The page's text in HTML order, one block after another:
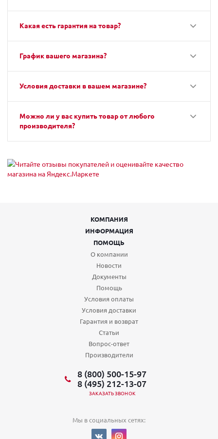
Какая есть гарантия на товар?
График вашего магазина?
Условия доставки в вашем магазине?
Можно ли у вас купить товар от любого
производителя?
КОМПАНИЯ
ИНФОРМАЦИЯ
ПОМОЩЬ
О компании
Новости
Документы
Помощь
Условия оплаты
Условия доставки
Гарантия и возврат
Статьи
Вопрос-ответ
Производители
8 (800) 500-15-97
8 (495) 212-13-07
ЗАКАЗАТЬ ЗВОНОК
Мы в социальных сетях: